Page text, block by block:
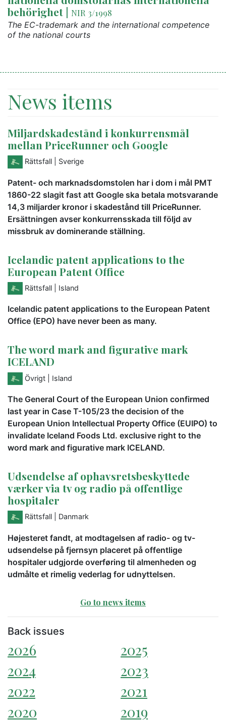
behörighet | NIR 3/1998
The EC-trademark and the international competence
of the national courts
News items
Miljardskadestånd i konkurrensmål
mellan PriceRunner och Google
Rättsfall | Sverige
Patent- och marknadsdomstolen har i dom i mål PMT
1860-22 slagit fast att Google ska betala motsvarande
14,3 miljarder kronor i skadestånd till PriceRunner.
Ersättningen avser konkurrensskada till följd av
missbruk av dominerande ställning.
Icelandic patent applications to the
European Patent Office
Rättsfall | Island
Icelandic patent applications to the European Patent
Office (EPO) have never been as many.
The word mark and figurative mark
ICELAND
Övrigt | Island
The General Court of the European Union confirmed
last year in Case T-105/23 the decision of the
European Union Intellectual Property Office (EUIPO) to
invalidate Iceland Foods Ltd. exclusive right to the
word mark and figurative mark ICELAND.
Udsendelse af ophavsretsbeskyttede
værker via tv og radio på offentlige
hospitaler
Rättsfall | Danmark
Højesteret fandt, at modtagelsen af radio- og tv-
udsendelse på fjernsyn placeret på offentlige
hospitaler udgjorde overføring til almenheden og
udmålte et rimelig vederlag for udnyttelsen.
Go to news items
Back issues
2026
2025
2024
2023
2022
2021
2020
2019